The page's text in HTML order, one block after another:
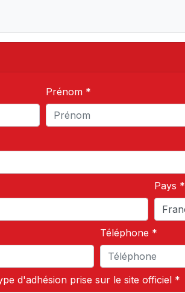
Prénom *
Pays *
Téléphone *
d'adhésion prise sur le site officiel *